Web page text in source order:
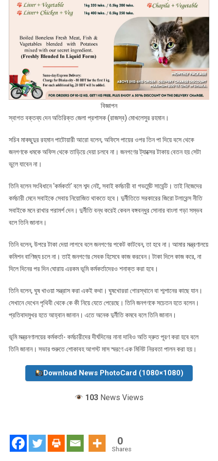
বিজ্ঞাপন
স্বাগত বক্তব্য দেন অতিরিক্ত জেলা প্রশাসক (রাজস্ব) মোখলেসুর রহমান।
সচিব মাকছুদুর রহমান পাটোয়ারী আরো বলেন, অফিসে পায়ের ওপর তিন পা দিয়ে বসে থেকে
জনগণকে ধমকে অফিস থেকে তাড়িয়ে দেয়া চলবে না। জনগণের ট্যাক্সের টাকায় বেতন হয় সেটা
ভুলে যাবেন না।
তিনি বলেন সংবিধানে ‘কর্মকর্তা’ বলে শব্দ নেই, সবাই কর্মচারী বা গভর্মেন্ট সার্ভেন্ট। তাই নিজেদের
কর্মচারী মেনে সবাইকে সেবায় নিয়োজিত থাকতে হবে। দুর্নীতিতে সরকারের জিরো টলারেন্স নীতি
সবাইকে মনে রাখার পরামর্শ দেন। দুর্নীতি বন্ধ করেই কেবল বঙ্গবন্ধুর সোনার বাংলা গড়া সম্ভব
বলে তিনি জানান।
তিনি বলেন, উপরে টাকা দেয়া লাগবে বলে জনগণের পকেট কাটবেন, তা হবে না। আমার মন্ত্রণালয়ে
কমিশন বাণিজ্য চলে না। তাই জনগণের সেবক হিসেবে কাজ করবেন। টাকা দিলে কাজ করে, না
দিলে দিনের পর দিন ঘোরায় এরকম ভূমি কর্মকর্তাদেরও শনাক্ত করা হবে।
তিনি বলেন, ঘুষ খাওয়া সন্ত্রাস করা একই কথা। ঘুষখোররা গোরস্থানে বা শ্মশানের কাছে যান।
সেখানে দেখেন পৃথিবী থেকে কে কী নিয়ে যেতে পেরেছে। তিনি জনগণকে সচেতন হতে বলেন।
প্রতিবাদমুখর হতে আহ্বান জানান। এতে অনেক দুর্নীতি কমবে বলে তিনি জানান।
ভূমি মন্ত্রনণালয়ের কর্মকর্তা- কর্মচারীদের দীর্ঘদিনের নানা দাবিও অতি দ্রুত পূরণ করা হবে বলে
তিনি জানান। সভার শুরুতে শোকাবহ আগস্ট মাস স্মরণে এক মিনিট নিরবতা পালন করা হয়।
Download News PhotoCard (1080×1080)
103 News Views
0
Shares